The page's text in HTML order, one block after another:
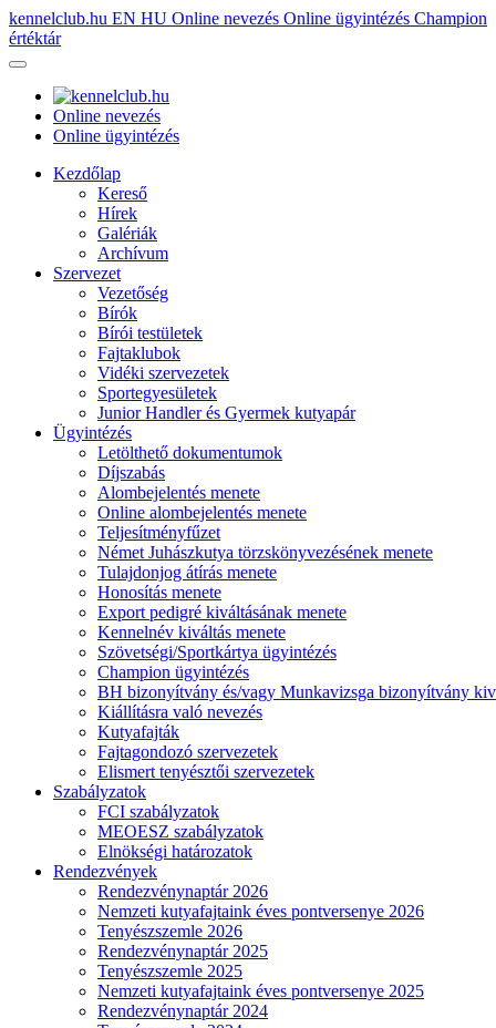
kennelclub.hu EN HU Online nevezés Online ügyintézés Champion
értéktár
Online nevezés
Online ügyintézés
Kezdőlap
Kereső
Hírek
Galériák
Archívum
Szervezet
Vezetőség
Bírók
Bírói testületek
Fajtaklubok
Vidéki szervezetek
Sportegyesületek
Junior Handler és Gyermek kutyapár
Ügyintézés
Letölthető dokumentumok
Díjszabás
Alombejelentés menete
Online alombejelentés menete
Teljesítményfűzet
Német Juhászkutya törzskönyvezésének menete
Tulajdonjog átírás menete
Honosítás menete
Export pedigré kiváltásának menete
Kennelnév kiváltás menete
Szövetségi/Sportkártya ügyintézés
Champion ügyintézés
BH bizonyítvány és/vagy Munkavizsga bizonyítvány
Kiállításra való nevezés
Kutyafajták
Fajtagondozó szervezetek
Elismert tenyésztői szervezetek
Szabályzatok
FCI szabályzatok
MEOESZ szabályzatok
Elnökségi határozatok
Rendezvények
Rendezvénynaptár 2026
Nemzeti kutyafajtaink éves pontversenye 2026
Tenyészszemle 2026
Rendezvénynaptár 2025
Tenyészszemle 2025
Nemzeti kutyafajtaink éves pontversenye 2025
Rendezvénynaptár 2024